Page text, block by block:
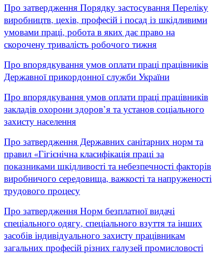
Про затвердження Порядку застосування Переліку
виробництв, цехів, професій і посад із шкідливими
умовами праці, робота в яких дає право на
скорочену тривалість робочого тижня
Про впорядкування умов оплати праці працівників
Державної прикордонної служби України
Про впорядкування умов оплати праці працівників
закладів охорони здоров’я та установ соціального
захисту населення
Про затвердження Державних санітарних норм та
правил «Гігієнічна класифікація праці за
показниками шкідливості та небезпечності факторів
виробничого середовища, важкості та напруженості
трудового процесу
Про затвердження Норм безплатної видачі
спеціального одягу, спеціального взуття та інших
засобів індивідуального захисту працівникам
загальних професій різних галузей промисловості